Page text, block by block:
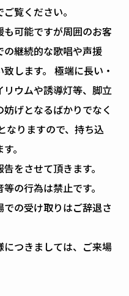
覧ください。
可能ですが周囲のお客
継続的な歌唱や声援
します。 極端に長い・
ウムや誘導灯等、脚立
げとなるばかりでなく
なりますので、持ち込
。
をさせて頂きます。
の行為は禁止です。
の受け取りはご辞退さ
つきましては、ご来場